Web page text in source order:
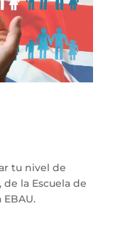
tu nivel de
la Escuela de